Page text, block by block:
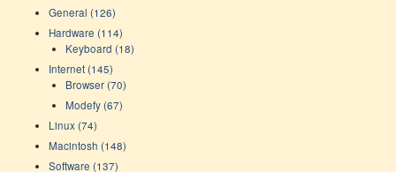
General (126)
Hardware (114)
Keyboard (18)
Internet (145)
Browser (70)
Modefy (67)
Linux (74)
Macintosh (148)
Software (137)